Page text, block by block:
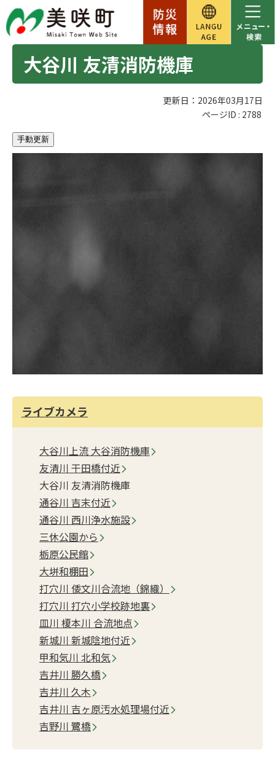
大谷川 友清消防機庫
更新日：2026年03月17日
ページID : 2788
ライブカメラ
大谷川上流 大谷消防機庫
友清川 干田橋付近
大谷川 友清消防機庫
通谷川 吉末付近
通谷川 西川浄水施設
三休公園から
栃原公民館
大垪和棚田
打穴川 倭文川合流地（錦織）
打穴川 打穴小学校跡地裏
皿川 榎本川 合流地点
新城川 新城陰地付近
甲和気川 北和気
吉井川 勝久橋
吉井川 久木
吉井川 吉ヶ原汚水処理場付近
吉野川 鷺橋